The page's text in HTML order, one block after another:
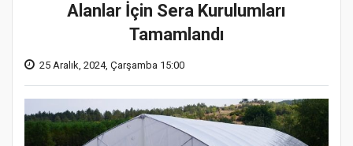
Alanlar İçin Sera Kurulumları
Tamamlandı
25 Aralık, 2024, Çarşamba 15:00